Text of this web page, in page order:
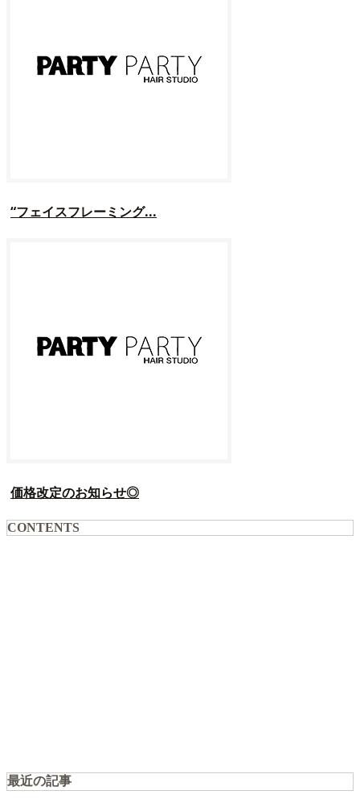
“フェイスフレーミング...
価格改定のお知らせ◎
CONTENTS
最近の記事